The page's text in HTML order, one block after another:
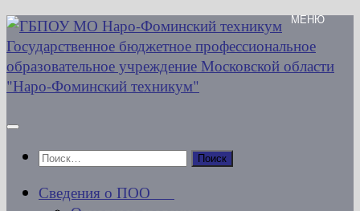
Перейти
к
содержимому
Найти:
Сведения о ПОО